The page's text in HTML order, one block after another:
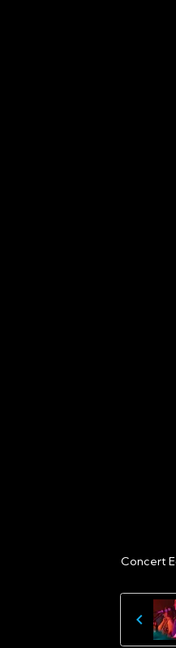
Concert